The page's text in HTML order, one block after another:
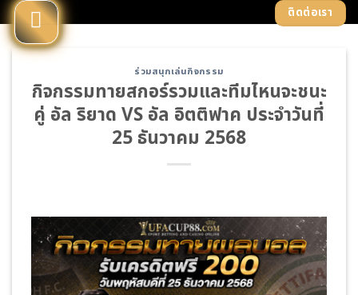
Skip
to
content
ติดต่อเรา
ร่วมสนุกเล่นกิจกรรม
กิจกรรมทายสกอร์รวมและทีมไหนจะชนะ
คู่ อัล ริยาด VS อัล อิตติฟาค ประจำวันที่
25 ธันวาคม 2568